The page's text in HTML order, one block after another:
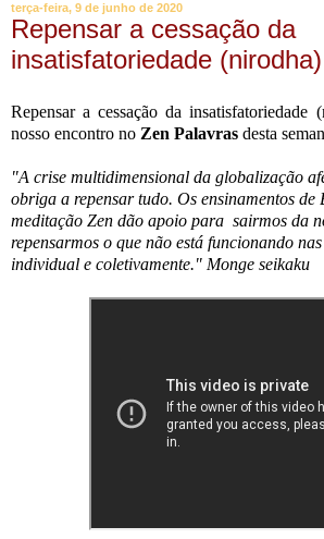
terça-feira, 9 de junho de 2020
Repensar a cessação da
insatisfatoriedade (nirodha)
Repensar a cessação da
nosso encontro no Zen Palavras desta
"A crise multidimensional da globalização
obriga a repensar tudo. Os ensinamentos de
meditação Zen dão apoio para sairmos da
repensarmos o que não está funcionando
individual e coletivamente." Monge seikaku